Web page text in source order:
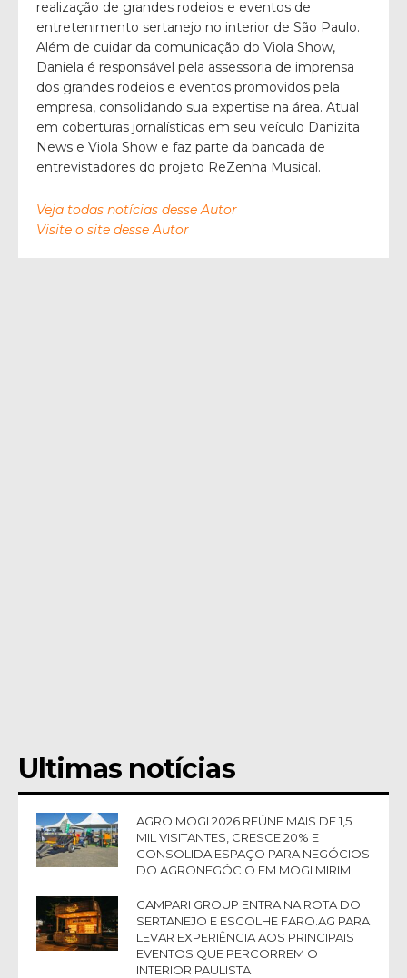
realização de grandes rodeios e eventos de
entretenimento sertanejo no interior de São Paulo.
Além de cuidar da comunicação do Viola Show,
Daniela é responsável pela assessoria de imprensa
dos grandes rodeios e eventos promovidos pela
empresa, consolidando sua expertise na área. Atual
em coberturas jornalísticas em seu veículo Danizita
News e Viola Show e faz parte da bancada de
entrevistadores do projeto ReZenha Musical.
Veja todas notícias desse Autor
Visite o site desse Autor
Últimas notícias
AGRO MOGI 2026 REÚNE MAIS DE 1,5
MIL VISITANTES, CRESCE 20% E
CONSOLIDA ESPAÇO PARA NEGÓCIOS
DO AGRONEGÓCIO EM MOGI MIRIM
CAMPARI GROUP ENTRA NA ROTA DO
SERTANEJO E ESCOLHE FARO.AG PARA
LEVAR EXPERIÊNCIA AOS PRINCIPAIS
EVENTOS QUE PERCORREM O
INTERIOR PAULISTA